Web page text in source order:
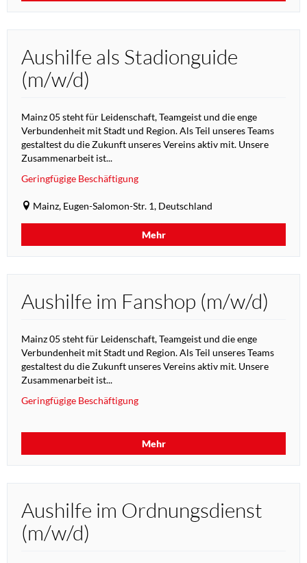
Aushilfe als Stadionguide
(m/w/d)
Mainz 05 steht für Leidenschaft, Teamgeist und die enge
Verbundenheit mit Stadt und Region. Als Teil unseres Teams
gestaltest du die Zukunft unseres Vereins aktiv mit. Unsere
Zusammenarbeit ist...
Geringfügige Beschäftigung
Mainz, Eugen-Salomon-Str. 1, Deutschland
Mehr
Aushilfe im Fanshop (m/w/d)
Mainz 05 steht für Leidenschaft, Teamgeist und die enge
Verbundenheit mit Stadt und Region. Als Teil unseres Teams
gestaltest du die Zukunft unseres Vereins aktiv mit. Unsere
Zusammenarbeit ist...
Geringfügige Beschäftigung
Mehr
Aushilfe im Ordnungsdienst
(m/w/d)